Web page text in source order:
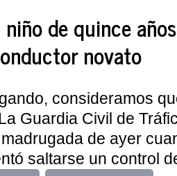
de quince
novato
consideramos
Guardia Civil de
de ayer
saltarse un control